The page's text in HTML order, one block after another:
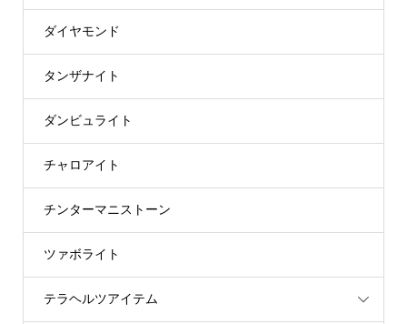
ダイヤモンド
タンザナイト
ダンビュライト
チャロアイト
チンターマニストーン
ツァボライト
テラヘルツアイテム